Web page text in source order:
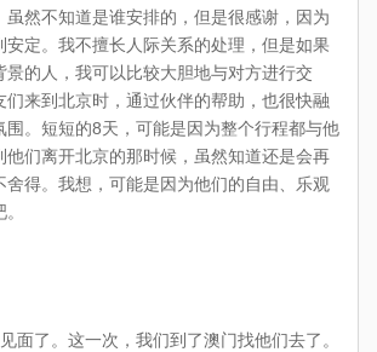
虽然不知道是谁安排的，但是很感谢，因为
安定。我不擅长人际关系的处理，但是如果
景的人，我可以比较大胆地与对方进行交
们来到北京时，通过伙伴的帮助，也很快融
围。短短的8天，可能是因为整个行程都与他
他们离开北京的那时候，虽然知道还是会再
舍得。我想，可能是因为他们的自由、乐观
面了。这一次，我们到了澳门找他们去了。